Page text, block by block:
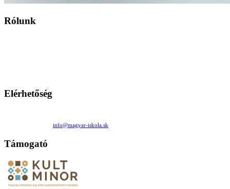
Rólunk
Elérhetőség
info@magyar-iskola.sk
Támogató